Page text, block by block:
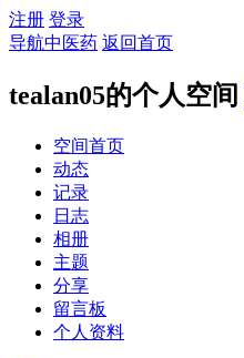
注册 登录
导航中医药 返回首页
tealan05的个人空间
空间首页
动态
记录
日志
相册
主题
分享
留言板
个人资料